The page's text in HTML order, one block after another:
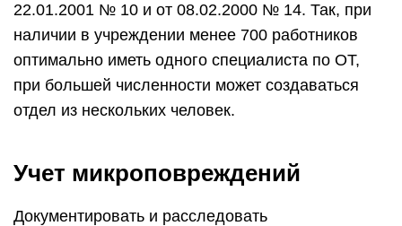
22.01.2001 № 10 и от 08.02.2000 № 14. Так, при
наличии в учреждении менее 700 работников
оптимально иметь одного специалиста по ОТ,
при большей численности может создаваться
отдел из нескольких человек.
Учет микроповреждений
Документировать и расследовать